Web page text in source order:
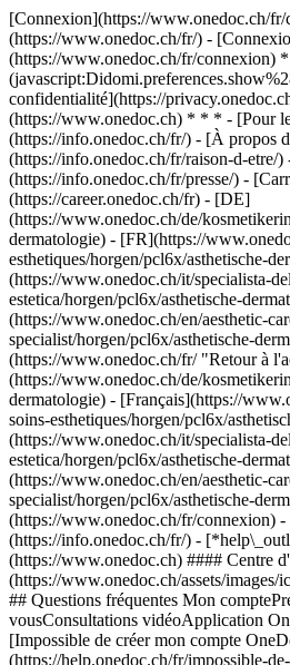
[Connexion](https://www.onedoc.ch/
(https://www.onedoc.ch/fr/) -
(https://www.onedoc.ch/fr/connexion)
confidentialité](https://
(https://www.onedoc.ch) * * * - [Pour
(https://info.onedoc.ch/fr/) - [À propos
(https://info.onedoc.ch/fr/raison-d-etre/)
(https://info.onedoc.ch/fr/presse/) -
(https://career.onedoc.ch/fr) - [DE]
(https://www.onedoc.ch/de/
dermatologie) - [FR](https://
esthetiques/horgen/pcl6x/asthetische-
(https://www.onedoc.ch/it/specialista-
estetica/horgen/pcl6x/asthetische-
(https://www.onedoc.ch/en/aesthetic-
specialist/horgen/pcl6x/asthetische-
(https://www.onedoc.ch/fr/ "Retour à
(https://www.onedoc.ch/de/
dermatologie) - [Français](https://
soins-esthetiques/horgen/pcl6x/
(https://www.onedoc.ch/it/specialista-
estetica/horgen/pcl6x/asthetische-
(https://www.onedoc.ch/en/aesthetic-
specialist/horgen/pcl6x/asthetische-
(https://www.onedoc.ch/fr/connexion) -
(https://info.onedoc.ch/fr/) -
(https://www.onedoc.ch) #### Centre
(https://www.onedoc.ch/assets/images/
## Questions fréquentes Mon
vousConsultations vidéoApplication
[Impossible de créer mon compte
(https://help.onedoc.ch/fr/impossible-